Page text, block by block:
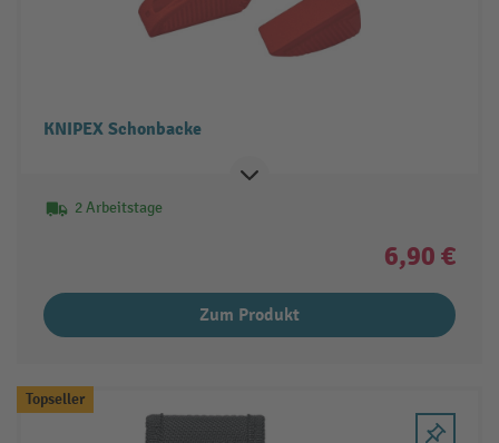
KNIPEX Schonbacke
2 Arbeitstage
6,90 €
Zum Produkt
Topseller